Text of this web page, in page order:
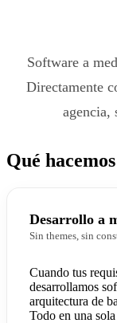
Software a
Directamente
agencia,
Qué hacemos
Desarrollo a
Sin themes, sin
Cuando tus
desarrollamos
arquitectura de
Todo en una